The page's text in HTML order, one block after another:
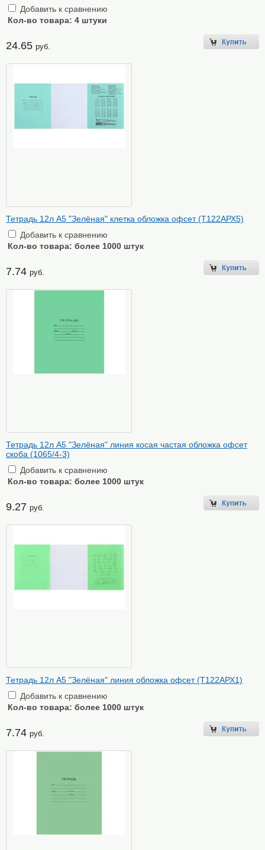
Добавить к сравнению
Кол-во товара: 4 штуки
24.65 руб.
Тетрадь 12л А5 "Зелёная" клетка обложка офсет (Т122АРХ5)
Добавить к сравнению
Кол-во товара: более 1000 штук
7.74 руб.
Тетрадь 12л А5 "Зелёная" линия косая частая обложка офсет
скоба (1065/4-3)
Добавить к сравнению
Кол-во товара: более 1000 штук
9.27 руб.
Тетрадь 12л А5 "Зелёная" линия обложка офсет (Т122АРХ1)
Добавить к сравнению
Кол-во товара: более 1000 штук
7.74 руб.